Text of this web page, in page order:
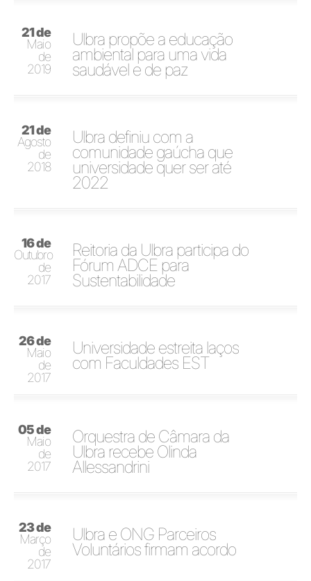
21 de
Maio
de
2019
Ulbra propõe a educação
ambiental para uma vida
saudável e de paz
21 de
Agosto
de
2018
Ulbra definiu com a
comunidade gaúcha que
universidade quer ser até
2022
16 de
Outubro
de
2017
Reitoria da Ulbra participa do
Fórum ADCE para
Sustentabilidade
26 de
Maio
de
2017
Universidade estreita laços
com Faculdades EST
05 de
Maio
de
2017
Orquestra de Câmara da
Ulbra recebe Olinda
Allessandrini
23 de
Março
de
2017
Ulbra e ONG Parceiros
Voluntários firmam acordo